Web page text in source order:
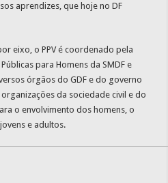
aprendizes, que hoje no DF
eixo, o PPV é coordenado pela
para Homens da SMDF e
órgãos do GDF e do governo
da sociedade civil e do
o envolvimento dos homens, o
e adultos.